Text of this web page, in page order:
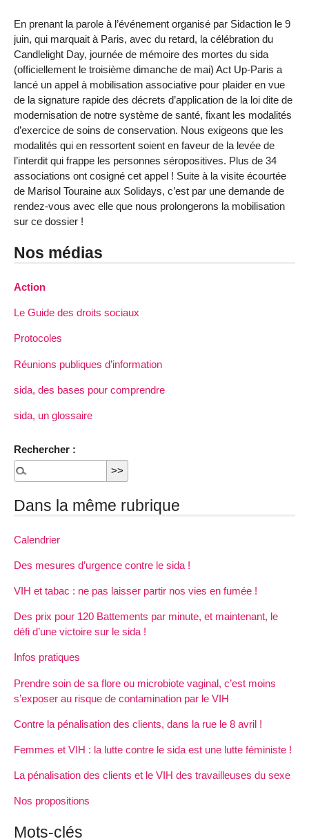
En prenant la parole à l’événement organisé par Sidaction le 9
juin, qui marquait à Paris, avec du retard, la célébration du
Candlelight Day, journée de mémoire des mortes du sida
(officiellement le troisième dimanche de mai) Act Up-Paris a
lancé un appel à mobilisation associative pour plaider en vue
de la signature rapide des décrets d’application de la loi dite de
modernisation de notre système de santé, fixant les modalités
d’exercice de soins de conservation. Nous exigeons que les
modalités qui en ressortent soient en faveur de la levée de
l’interdit qui frappe les personnes séropositives. Plus de 34
associations ont cosigné cet appel ! Suite à la visite écourtée
de Marisol Touraine aux Solidays, c’est par une demande de
rendez-vous avec elle que nous prolongerons la mobilisation
sur ce dossier !
Nos médias
Action
Le Guide des droits sociaux
Protocoles
Réunions publiques d’information
sida, des bases pour comprendre
sida, un glossaire
Rechercher :
Dans la même rubrique
Calendrier
Des mesures d’urgence contre le sida !
VIH et tabac : ne pas laisser partir nos vies en fumée !
Des prix pour 120 Battements par minute, et maintenant, le
défi d’une victoire sur le sida !
Infos pratiques
Prendre soin de sa flore ou microbiote vaginal, c’est moins
s’exposer au risque de contamination par le VIH
Contre la pénalisation des clients, dans la rue le 8 avril !
Femmes et VIH : la lutte contre le sida est une lutte féministe !
La pénalisation des clients et le VIH des travailleuses du sexe
Nos propositions
Mots-clés